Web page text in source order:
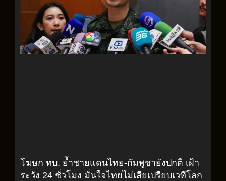
โฆษก ทบ. ย้ำชายแดนไทย-กัมพูชายังปกติ เฝ้า
ระวัง 24 ชั่วโมง มั่นใจไทยไม่เสียเปรียบเวทีโลก